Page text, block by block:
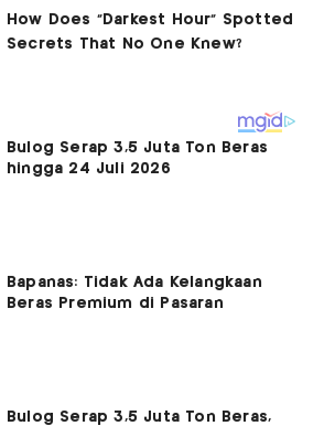
Bulog Serap 3,5 Juta Ton Beras
hingga 24 Juli 2026
Bapanas: Tidak Ada Kelangkaan
Beras Premium di Pasaran
Bulog Serap 3,5 Juta Ton Beras,